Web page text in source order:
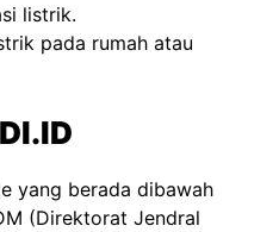
listrik.
pada rumah atau
yang berada dibawah
(Direktorat Jendral